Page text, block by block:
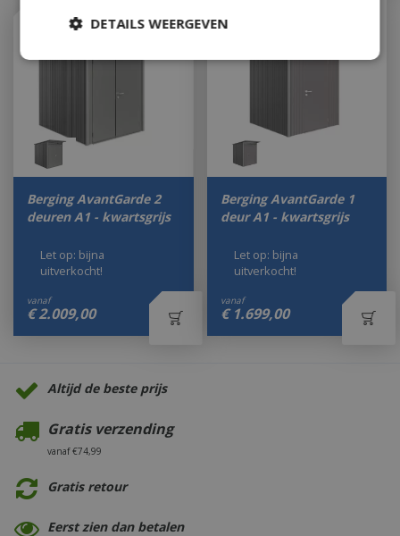
Berging AvantGarde 2
deuren A1 - kwartsgrijs
vanaf
€2.009,00
Let op: bijna
uitverkocht!
Berging AvantGarde 1
deur A1 - kwartsgrijs
vanaf
€ 1.699,00
Let op: bijna
uitverkocht!
Altijd de beste prijs
Gratis verzending
vanaf €74,99
Gratis retour
Eerst zien dan betalen
DETAILS WEERGEVEN